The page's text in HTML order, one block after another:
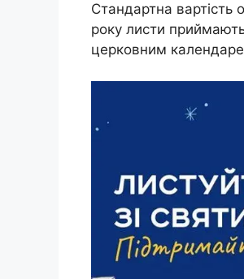
Стандартна вартість
року листи
церковним